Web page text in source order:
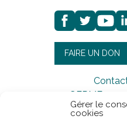
Gérer le
cookies
FAIRE UN DON
GERME, 29